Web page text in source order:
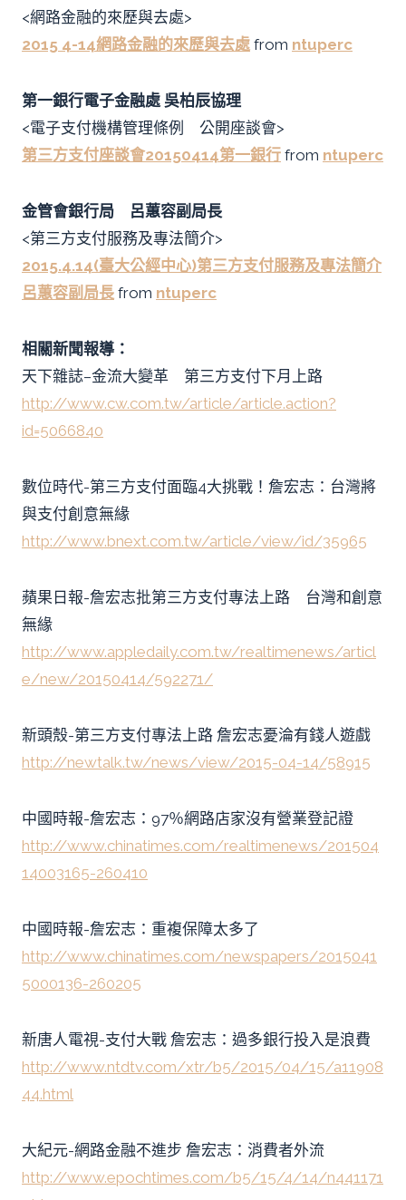
<網路金融的來歷與去處>
2015 4-14網路金融的來歷與去處 from ntuperc
第一銀行電子金融處 吳柏辰協理
<電子支付機構管理條例 公開座談會>
第三方支付座談會20150414第一銀行 from ntuperc
金管會銀行局 呂蕙容副局長
<第三方支付服務及專法簡介>
2015.4.14(臺大公經中心)第三方支付服務及專法簡介
呂蕙容副局長 from ntuperc
相關新聞報導：
天下雜誌–金流大變革 第三方支付下月上路
http://www.cw.com.tw/article/article.action?
id=5066840
數位時代-第三方支付面臨4大挑戰！詹宏志：台灣將
與支付創意無緣
http://www.bnext.com.tw/article/view/id/35965
蘋果日報-詹宏志批第三方支付專法上路 台灣和創意
無緣
http://www.appledaily.com.tw/realtimenews/articl
e/new/20150414/592271/
新頭殼-第三方支付專法上路 詹宏志憂淪有錢人遊戲
http://newtalk.tw/news/view/2015-04-14/58915
中國時報-詹宏志：97％網路店家沒有營業登記證
http://www.chinatimes.com/realtimenews/201504
14003165-260410
中國時報-詹宏志：重複保障太多了
http://www.chinatimes.com/newspapers/2015041
5000136-260205
新唐人電視-支付大戰 詹宏志：過多銀行投入是浪費
http://www.ntdtv.com/xtr/b5/2015/04/15/a11908
44.html
大紀元-網路金融不進步 詹宏志：消費者外流
http://www.epochtimes.com/b5/15/4/14/n441171